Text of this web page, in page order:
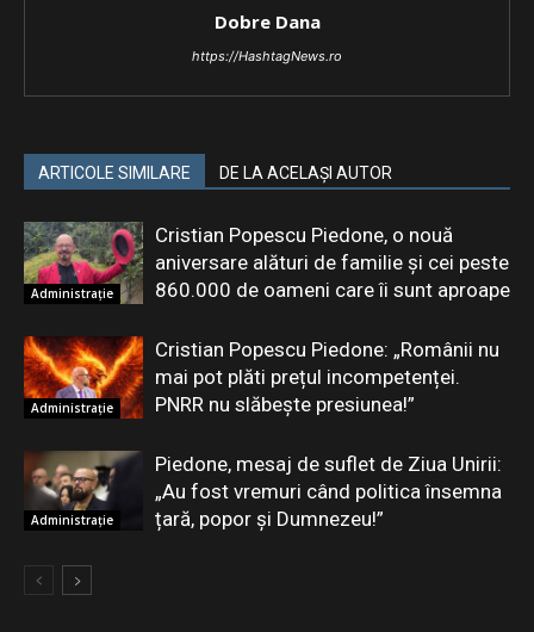
Dobre Dana
https://HashtagNews.ro
ARTICOLE SIMILARE DE LA ACELAȘI AUTOR
Administrație
Cristian Popescu Piedone, o nouă
aniversare alături de familie și cei peste
860.000 de oameni care îi sunt aproape
Administrație
Cristian Popescu Piedone: „Românii nu
mai pot plăti prețul incompetenței.
PNRR nu slăbește presiunea!”
Administrație
Piedone, mesaj de suflet de Ziua Unirii:
„Au fost vremuri când politica însemna
țară, popor și Dumnezeu!”